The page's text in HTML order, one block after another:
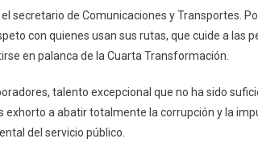
secretario de Comunicaciones y Transportes.
con quienes usan sus rutas, que cuide a las
en palanca de la Cuarta Transformación.
talento excepcional que no ha sido
exhorto a abatir totalmente la corrupción y la
del servicio público.